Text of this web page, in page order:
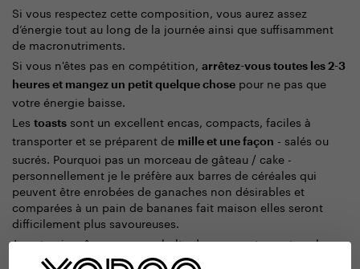
Si vous respectez cette composition, vous aurez assez
d’énergie tout au long de la journée ainsi que suffisamment
de macronutriments.
Si vous n'êtes pas en compétition, arrêtez-vous toutes les 2-3
heures et mangez un petit quelque chose pour ne pas que
votre énergie baisse.
Les toasts sont un excellent encas, compacts, faciles à
transporter et se préparent de mille et une façon - salés ou
sucrés. Pourquoi pas un morceau de gâteau / cake -
personnellement je le préfère aux barres de céréales qui
peuvent être enrobées de ganaches non désirables et
comparées à un pain de bananes fait maison elles seront
difficilement plus savoureuses.
Je voterais même pour une halte dans un restaurant sur la
route, en prenant unpotage ou un bouillon